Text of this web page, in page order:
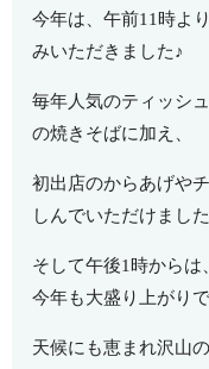
今年は、午前11時よ
みいただきました♪
毎年人気のティッシ
の焼きそばに加え、
初出店のからあげや
しんでいただけまし
そして午後1時からは
今年も大盛り上がり
天候にも恵まれ沢山